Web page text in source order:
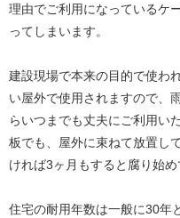
理由でご利用になっているケ
ってしまいます。
建設現場で本来の目的で使わ
い屋外で使用されますので、
らいつまでも丈夫にご利用い
板でも、屋外に束ねて放置し
ければ3ヶ月もすると腐り始め
住宅の耐用年数は一般に30年